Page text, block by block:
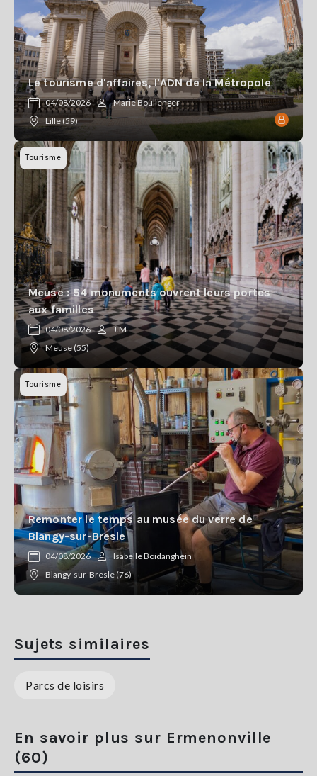
Le tourisme d'affaires, l'ADN de la Métropole
04/08/2026
Marie Boullenger
Lille (59)
Tourisme
Meuse : 54 monuments ouvrent leurs portes
aux familles
04/08/2026
J.M
Meuse (55)
Tourisme
Remonter le temps au musée du verre de
Blangy-sur-Bresle
04/08/2026
Isabelle Boidanghein
Blangy-sur-Bresle (76)
Sujets similaires
Parcs de loisirs
En savoir plus sur Ermenonville
(60)